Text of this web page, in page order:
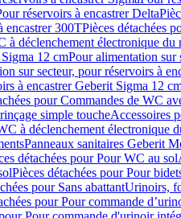
réservoirs à encastrer Delta
encastrer 300TPièces détachées
à déclenchement électronique du
12 cmPour alimentation sur
sur secteur, pour réservoirs à
à encastrer Geberit Sigma 12
pour Commandes de WC
simple toucheAccessoires
à déclenchement électronique
Panneaux sanitaires Geberit
détachées pour Pour WC au sol
Pièces détachées pour Pour
pour Sans abattantUrinoirs,
pour Pour commande